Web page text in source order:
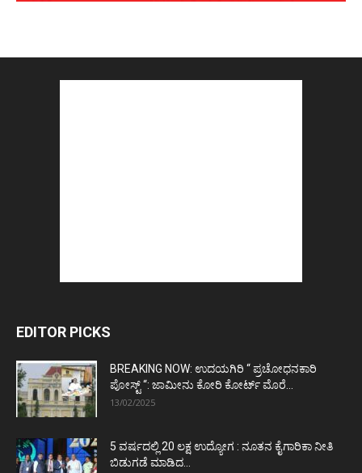
EDITOR PICKS
BREAKING NOW: ಉದಯಗಿರಿ “ ಪ್ರಚೋಧನಕಾರಿ
ಪೋಸ್ಟ್‌ “: ಜಾಮೀನು ಕೋರಿ ಕೋರ್ಟ್‌ ಮೊರೆ...
13/02/2025
5 ವರ್ಷದಲ್ಲಿ 20 ಲಕ್ಷ ಉದ್ಯೋಗ : ನೂತನ ಕೈಗಾರಿಕಾ ನೀತಿ
ಬಿಡುಗಡೆ ಮಾಡಿದ...